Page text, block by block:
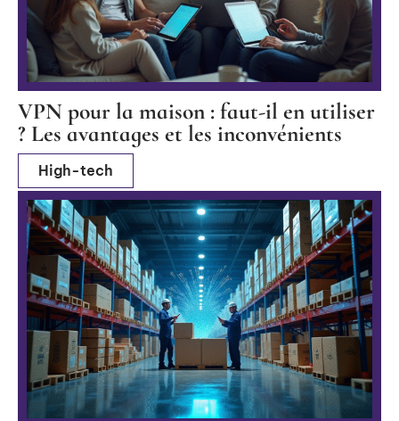
VPN pour la maison : faut-il en utiliser
? Les avantages et les inconvénients
High-tech